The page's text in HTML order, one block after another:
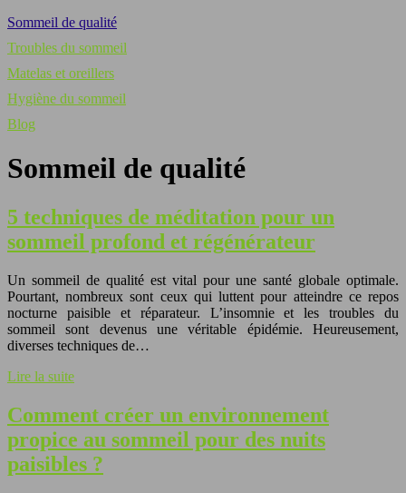
Sommeil de qualité
Troubles du sommeil
Matelas et oreillers
Hygiène du sommeil
Blog
Sommeil de qualité
5 techniques de méditation pour un
sommeil profond et régénérateur
Un sommeil de qualité est vital pour une santé globale optimale.
Pourtant, nombreux sont ceux qui luttent pour atteindre ce repos
nocturne paisible et réparateur. L’insomnie et les troubles du
sommeil sont devenus une véritable épidémie. Heureusement,
diverses techniques de…
Lire la suite
Comment créer un environnement
propice au sommeil pour des nuits
paisibles ?